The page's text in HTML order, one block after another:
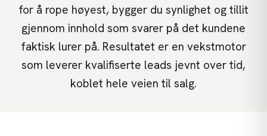
for å rope høyest, bygger du synlighet og tillit
gjennom innhold som svarer på det kundene
faktisk lurer på. Resultatet er en vekstmotor
som leverer kvalifiserte leads jevnt over tid,
koblet hele veien til salg.